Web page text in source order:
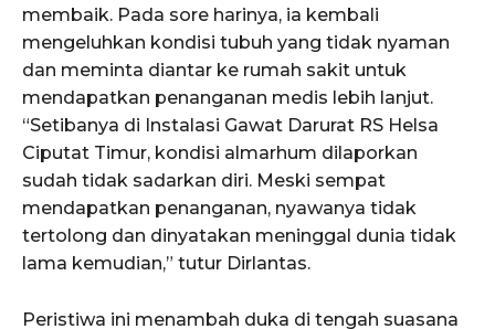
membaik. Pada sore harinya, ia kembali
mengeluhkan kondisi tubuh yang tidak nyaman
dan meminta diantar ke rumah sakit untuk
mendapatkan penanganan medis lebih lanjut.
“Setibanya di Instalasi Gawat Darurat RS Helsa
Ciputat Timur, kondisi almarhum dilaporkan
sudah tidak sadarkan diri. Meski sempat
mendapatkan penanganan, nyawanya tidak
tertolong dan dinyatakan meninggal dunia tidak
lama kemudian,” tutur Dirlantas.
Peristiwa ini menambah duka di tengah suasana